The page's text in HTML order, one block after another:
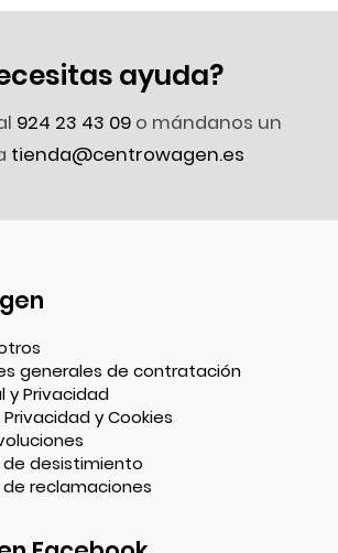
ayuda?
924 23 43 09o mándanos un
tienda@centrowagen.es
generales de contratación
y Privacidad
y Cookies
de desistimiento
de reclamaciones